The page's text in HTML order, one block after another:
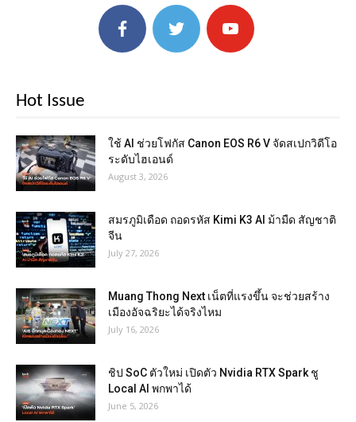
Hot Issue
ใช้ AI ช่วยโฟกัส Canon EOS R6 V จัดสเปกวิดีโอ
ระดับไฮเอนด์
August 3, 2026
สมรภูมิเดือด ถอดรหัส Kimi K3 AI ม้ามืด สัญชาติ
จีน
July 27, 2026
Muang Thong Next เน็ตที่แรงขึ้น จะช่วยสร้าง
เมืองอัจฉริยะได้จริงไหม
July 16, 2026
ชิป SoC ตัวใหม่ เปิดตัว Nvidia RTX Spark ชู
Local AI พกพาได้
June 5, 2026